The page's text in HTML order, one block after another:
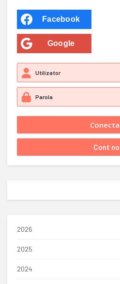
Facebook
Google
2026
2025
2024